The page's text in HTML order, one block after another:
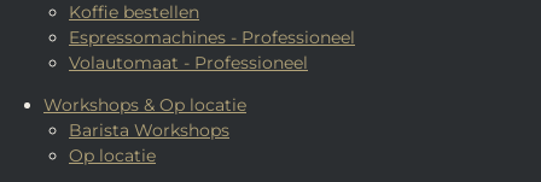
Koffie bestellen
Espressomachines - Professioneel
Volautomaat - Professioneel
Workshops & Op locatie
Barista Workshops
Op locatie